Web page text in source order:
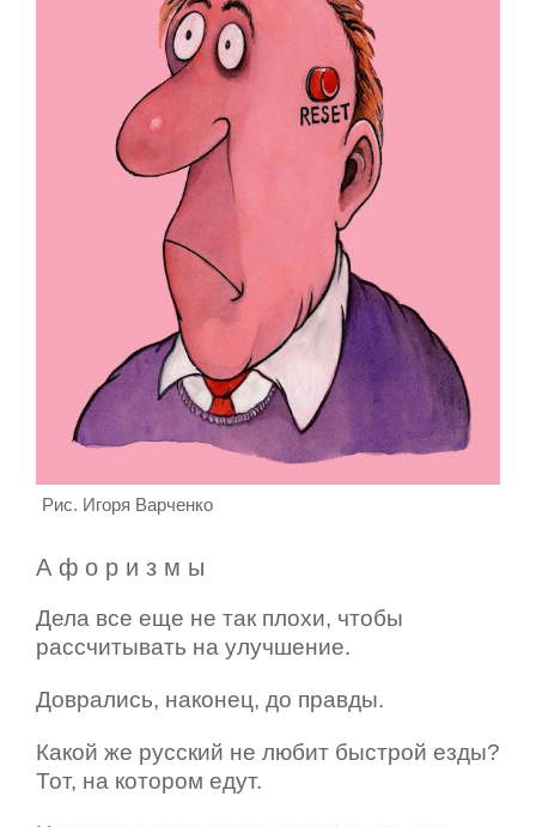
Рис. Игоря Варченко
А ф о р и з м ы
Дела все еще не так плохи, чтобы
рассчитывать на улучшение.
Доврались, наконец, до правды.
Какой же русский не любит быстрой езды?
Тот, на котором едут.